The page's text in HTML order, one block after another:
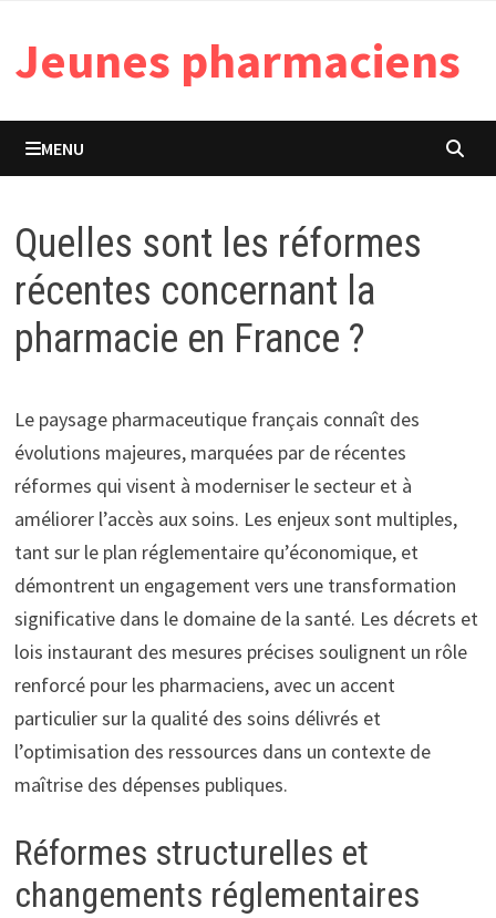
contenu
Jeunes pharmaciens
MENU
Quelles sont les réformes
récentes concernant la
pharmacie en France ?
Le paysage pharmaceutique français connaît des
évolutions majeures, marquées par de récentes
réformes qui visent à moderniser le secteur et à
améliorer l’accès aux soins. Les enjeux sont multiples,
tant sur le plan réglementaire qu’économique, et
démontrent un engagement vers une transformation
significative dans le domaine de la santé. Les décrets et
lois instaurant des mesures précises soulignent un rôle
renforcé pour les pharmaciens, avec un accent
particulier sur la qualité des soins délivrés et
l’optimisation des ressources dans un contexte de
maîtrise des dépenses publiques.
Réformes structurelles et
changements réglementaires